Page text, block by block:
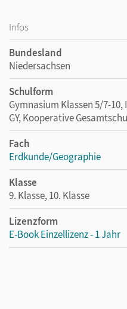
Infos
Bundesland
Niedersachsen
Schulform
Gymnasium Klassen 5/7-
GY, Kooperative
Fach
Erdkunde/Geographie
Klasse
9. Klasse, 10. Klasse
Lizenzform
E-Book Einzellizenz - 1 Jahr